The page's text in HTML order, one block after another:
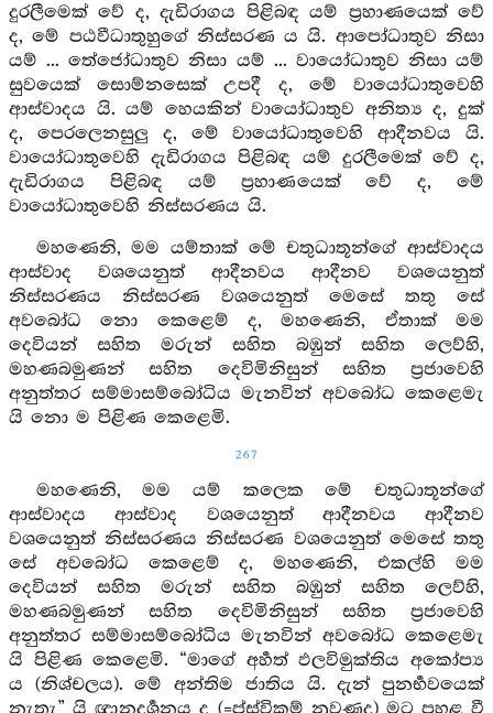
දුරලීමෙක් වේ ද, දැඩිරාගය පිළිබඳ යම් ප්‍රහාණයෙක් වේ
ද, මේ පඨවීධාතුහුගේ නිස්සරණ ය යි. ආපෝධාතුව නිසා
යම් ... තේජෝධාතුව නිසා යම් ... වායෝධාතුව නිසා යම්
සුවයෙක් සොම්නසෙක් උපදී ද, මේ වායෝධාතුවෙහි
ආස්වාදය යි. යම් හෙයකින් වායෝධාතුව අනිත්‍ය ද, දුක්
ද, පෙරලෙනසුලු ද, මේ වායෝධාතුවෙහි ආදීනවය යි.
වායෝධාතුවෙහි දැඩිරාගය පිළිබඳ යම් දුරලීමෙක් වේ ද,
දැඩිරාගය පිළිබඳ යම් ප්‍රහාණයෙක් වේ ද, මේ
වායෝධාතුවෙහි නිස්සරණය යි.
මහණෙනි, මම යම්තාක් මේ චතුධාතූන්ගේ ආස්වාදය
ආස්වාද වශයෙනුත් ආදීනවය ආදීනව වශයෙනුත්
නිස්සරණය නිස්සරණ වශයෙනුත් මෙසේ තතු සේ
අවබෝධ නො කෙළෙම් ද, මහණෙනි, ඒතාක් මම
දෙවියන් සහිත මරුන් සහිත බඹුන් සහිත ලෙව්හි,
මහණබමුණන් සහිත දෙවිමිනිසුන් සහිත ප්‍රජාවෙහි
අනුත්තර සම්මාසම්බෝධිය මැනවින් අවබෝධ කෙළෙමැ
යි නො ම පිළිණ කෙළෙමි.
267
මහණෙනි, මම යම් කලෙක මේ චතුධාතූන්ගේ
ආස්වාදය ආස්වාද වශයෙනුත් ආදීනවය ආදීනව
වශයෙනුත් නිස්සරණය නිස්සරණ වශයෙනුත් මෙසේ තතු
සේ අවබෝධ කෙළෙම් ද, මහණෙනි, එකල්හි මම
දෙවියන් සහිත මරුන් සහිත බඹුන් සහිත ලෙව්හි,
මහණබමුණන් සහිත දෙවිමිනිසුන් සහිත ප්‍රජාවෙහි
අනුත්තර සම්මාසම්බෝධිය මැනවින් අවබෝධ කෙළෙමැ
යි පිළිණ කෙළෙමි. “මාගේ අර්‍හත් ඵලවිමුක්තිය අකෝප්‍ය
ය (නිශ්චලය). මේ අන්තිම ජාතිය යි. දැන් පුනර්‍භවයෙක්